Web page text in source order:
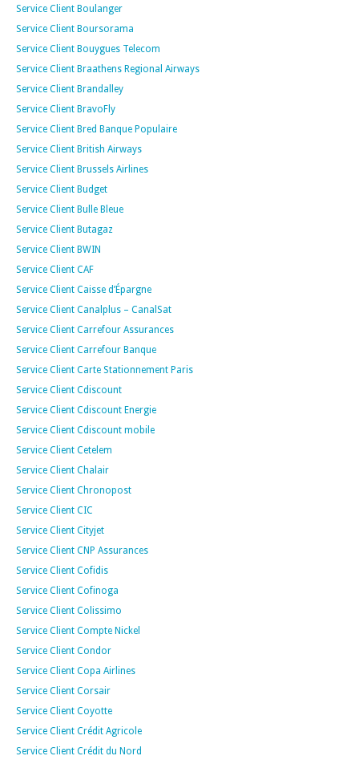
Service Client Boulanger
Service Client Boursorama
Service Client Bouygues Telecom
Service Client Braathens Regional Airways
Service Client Brandalley
Service Client BravoFly
Service Client Bred Banque Populaire
Service Client British Airways
Service Client Brussels Airlines
Service Client Budget
Service Client Bulle Bleue
Service Client Butagaz
Service Client BWIN
Service Client CAF
Service Client Caisse d’Épargne
Service Client Canalplus – CanalSat
Service Client Carrefour Assurances
Service Client Carrefour Banque
Service Client Carte Stationnement Paris
Service Client Cdiscount
Service Client Cdiscount Energie
Service Client Cdiscount mobile
Service Client Cetelem
Service Client Chalair
Service Client Chronopost
Service Client CIC
Service Client Cityjet
Service Client CNP Assurances
Service Client Cofidis
Service Client Cofinoga
Service Client Colissimo
Service Client Compte Nickel
Service Client Condor
Service Client Copa Airlines
Service Client Corsair
Service Client Coyotte
Service Client Crédit Agricole
Service Client Crédit du Nord